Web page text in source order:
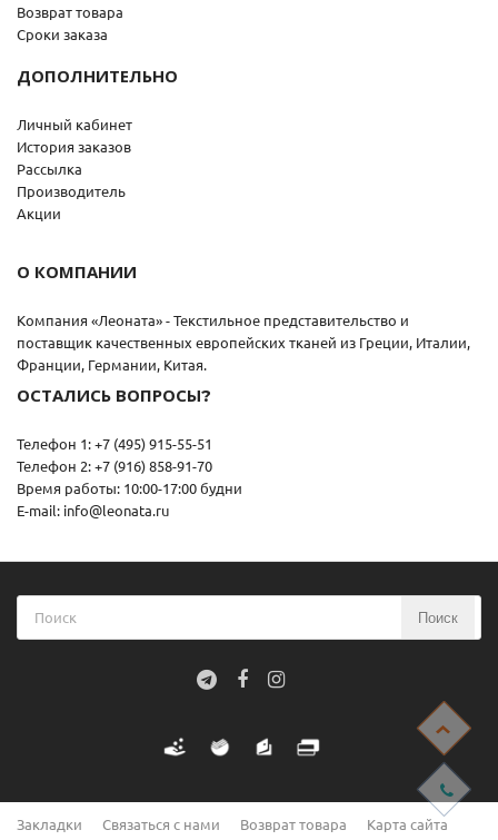
Возврат товара
Сроки заказа
ДОПОЛНИТЕЛЬНО
Личный кабинет
История заказов
Рассылка
Производитель
Акции
О КОМПАНИИ
Компания «Леоната» - Текстильное представительство и
поставщик качественных европейских тканей из Греции, Италии,
Франции, Германии, Китая.
ОСТАЛИСЬ ВОПРОСЫ?
Телефон 1: +7 (495) 915-55-51
Телефон 2: +7 (916) 858-91-70
Время работы: 10:00-17:00 будни
E-mail: info@leonata.ru
Поиск
Закладки Связаться с нами Возврат товара Карта сайта